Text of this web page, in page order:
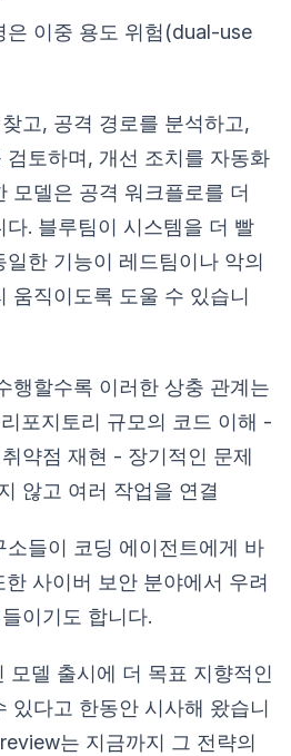
은 이중 용도 위험(dual-use
고, 공격 경로를 분석하고,
토하며, 개선 조치를 자동화
모델은 공격 워크플로를 더
. 블루팀이 시스템을 더 빨
한 기능이 레드팀이나 악의
움직이도록 도울 수 있습니
행할수록 이러한 상충 관계는
포지토리 규모의 코드 이해 -
약점 재현 - 장기적인 문제
않고 여러 작업을 연결
들이 코딩 에이전트에게 바
사이버 보안 분야에서 우려
이기도 합니다.
델 출시에 더 목표 지향적인
있다고 한동안 시사해 왔습니
는 지금까지 그 전략의